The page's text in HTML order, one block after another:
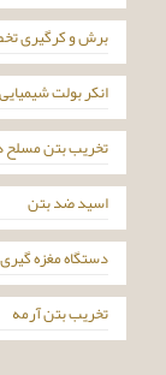
برش و کرگیری
انکر بولت شیمیایی
تخریب بتن مسلح
اسید ضد بتن
دستگاه مغزه
تخریب بتن آرمه